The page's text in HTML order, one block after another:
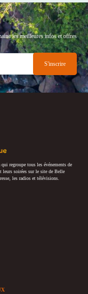
les meilleures infos et offres
regroupe tous les événements de
leurs soirées sur le site de Belle
les radios et télévisions.